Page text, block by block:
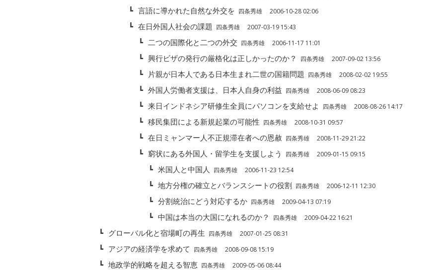
┗ 言語に導かれた自然な外交を 四条秀雄 2006-10-28 02:06
┗ 在日外国人社会の課題 四条秀雄 2007-03-19 15:43
┗ 二つの国際化と二つの外交 四条秀雄 2006-11-17 11:01
┗ 興行ビザの発行の厳格化は正しかったのか？ 四条秀雄 2007-09-02 13:56
┗ 片親が日本人である日本生まれ二世の国籍問題 四条秀雄 2008-02-02 19:55
┗ 外国人労働者支援は、日本人自身の利益 四条秀雄 2008-06-09 08:23
┗ 来日インドネシア研修生全員にパソコンを支給せよ 四条秀雄 2008-08-26 14:17
┗ 移民集団による新規起業の可能性 四条秀雄 2008-10-31 09:57
┗ 在日ミャンマー人不正規滞在者への恩赦 四条秀雄 2008-11-29 21:22
┗ 窮状にある外国人・留学生を支援しよう 四条秀雄 2009-01-15 09:15
┗ 米国人と中国人 四条秀雄 2006-11-23 12:54
┗ 地方分権の確立とバランスシートの役割 四条秀雄 2006-12-11 12:30
┗ 分割統治にどう対応するか 四条秀雄 2009-04-13 07:19
┗ 中国は本当の大国になれるのか？ 四条秀雄 2009-04-22 16:21
┗ グローバル化と宿場町の再生 四条秀雄 2007-01-25 08:31
┗ アジアの経済学を求めて 四条秀雄 2008-09-08 15:19
┗ 地政学的戦略を超える智恵 四条秀雄 2009-05-06 08:44